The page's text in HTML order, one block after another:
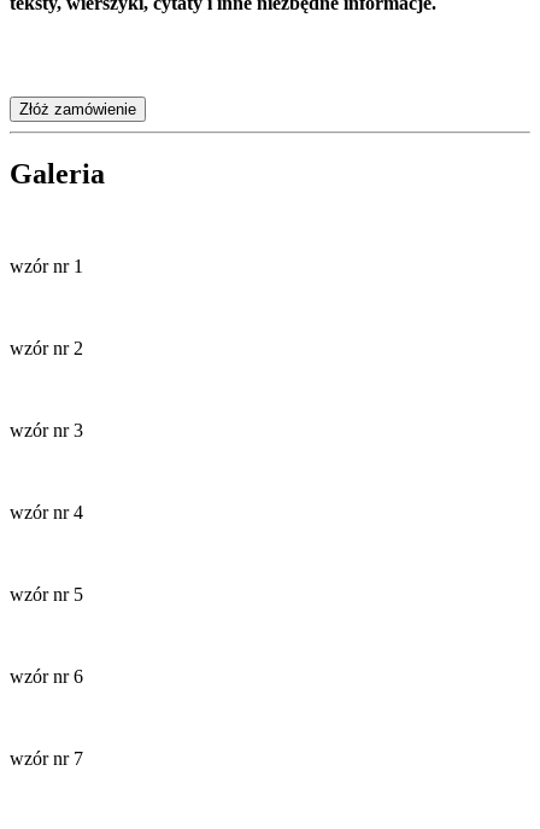
Złóż zamówienie
Galeria
wzór nr 1
wzór nr 2
wzór nr 3
wzór nr 4
wzór nr 5
wzór nr 6
wzór nr 7